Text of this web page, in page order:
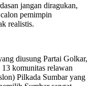
jangan diragukan,
pemimpin
realistis.
diusung Partai Golkar,
komunitas relawan
Pilkada Sumbar yang